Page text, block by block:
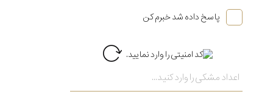
پاسخ داده شد خبرم کن